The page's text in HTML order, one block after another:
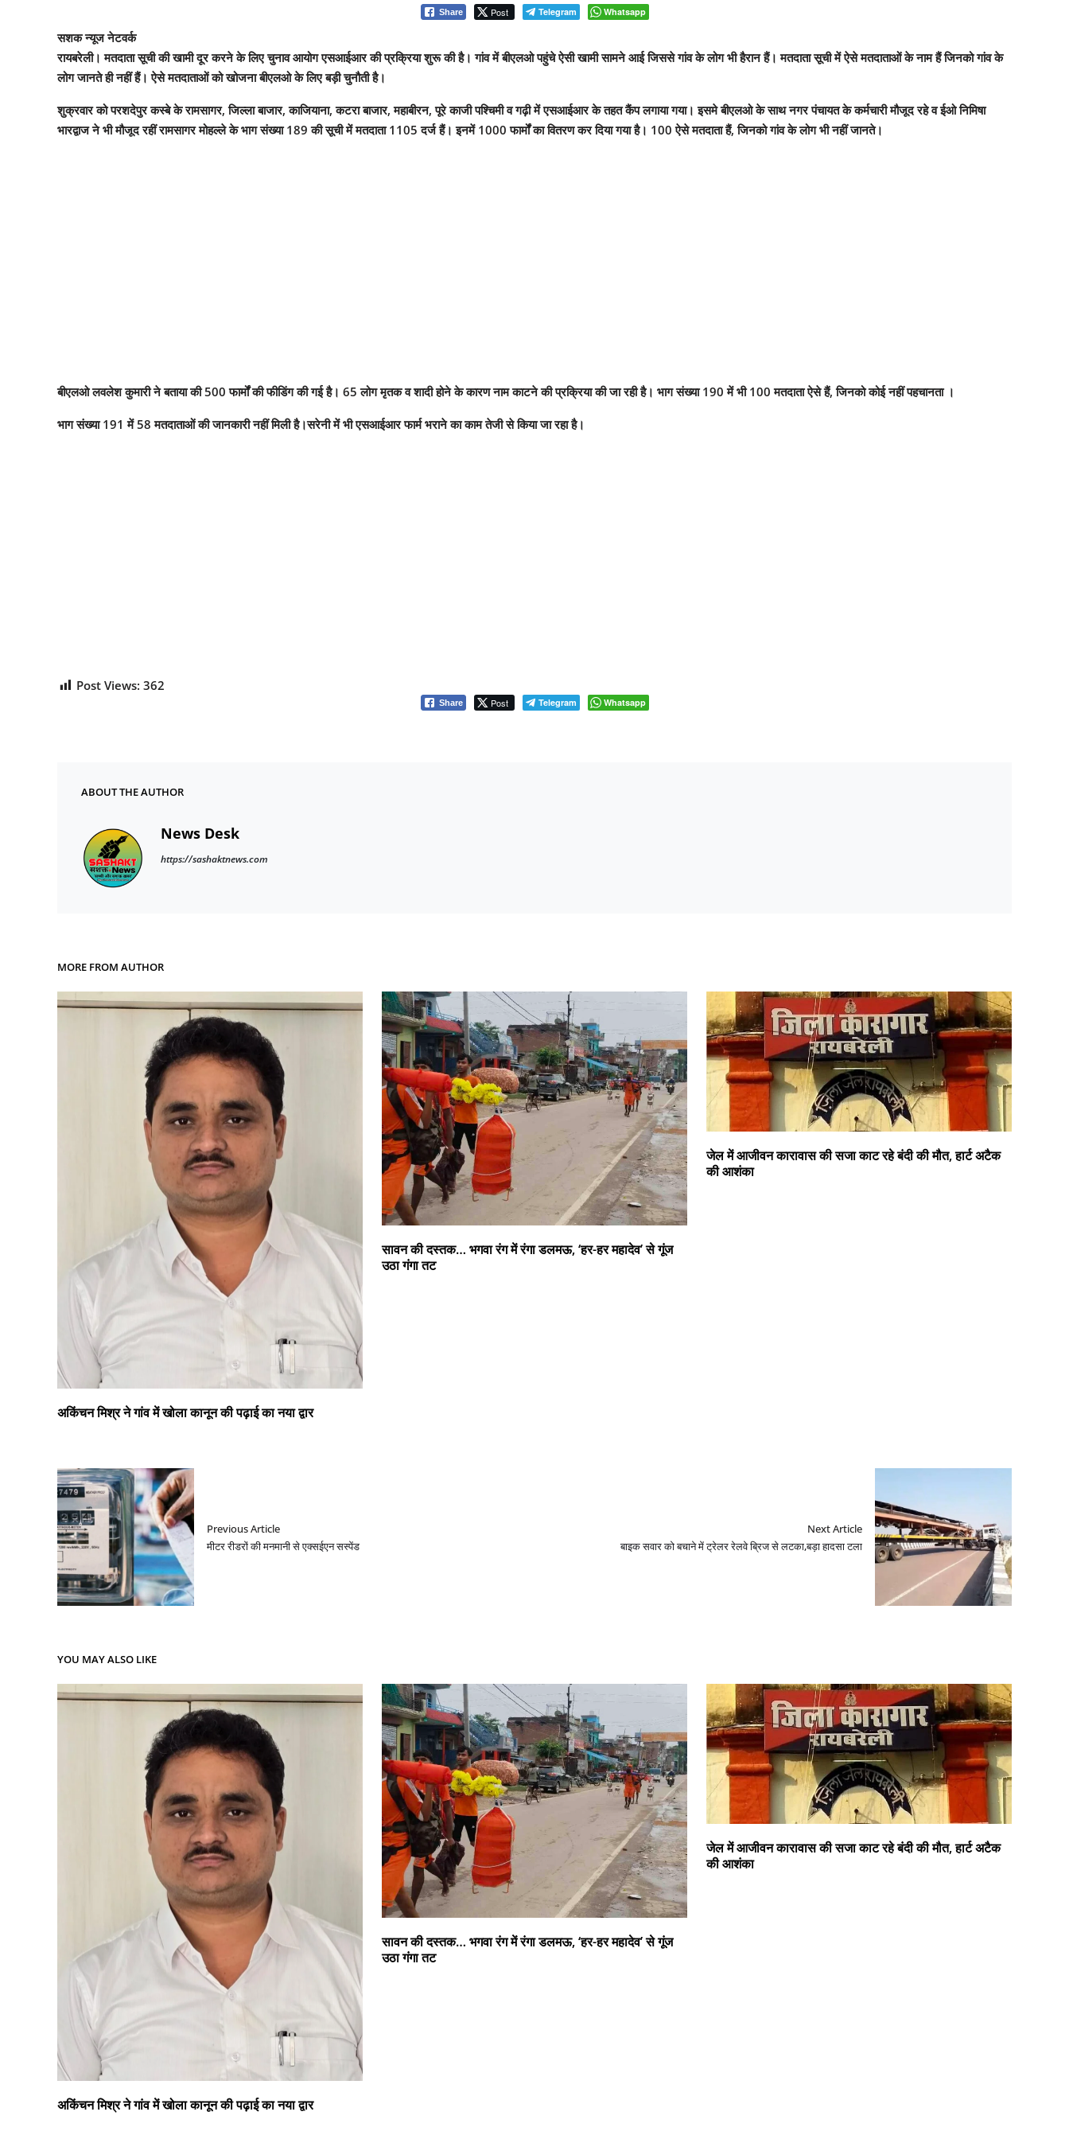
Share Post Telegram Whatsapp
सशक न्यूज नेटवर्क
रायबरेली। मतदाता सूची की खामी दूर करने के लिए चुनाव आयोग एसआईआर की प्रक्रिया शुरू की है। गांव में बीएलओ पहुंचे ऐसी खामी सामने आई जिससे गांव के लोग भी हैरान हैं। मतदाता सूची में ऐसे मतदाताओं के नाम हैं जिनको गांव के
लोग जानते ही नहीं हैं। ऐसे मतदाताओं को खोजना बीएलओ के लिए बड़ी चुनौती है।
शुक्रवार को परशदेपुर कस्बे के रामसागर, जिल्ला बाजार, काजियाना, कटरा बाजार, महाबीरन, पूरे काजी पश्चिमी व गढ़ी में एसआईआर के तहत कैंप लगाया गया। इसमे बीएलओ के साथ नगर पंचायत के कर्मचारी मौजूद रहे व ईओ निमिषा
भारद्वाज ने भी मौजूद रहीं रामसागर मोहल्ले के भाग संख्या 189 की सूची में मतदाता 1105 दर्ज हैं। इनमें 1000 फार्मों का वितरण कर दिया गया है। 100 ऐसे मतदाता हैं, जिनको गांव के लोग भी नहीं जानते।
बीएलओ लवलेश कुमारी ने बताया की 500 फार्मों की फीडिंग की गई है। 65 लोग मृतक व शादी होने के कारण नाम काटने की प्रक्रिया की जा रही है। भाग संख्या 190 में भी 100 मतदाता ऐसे हैं, जिनको कोई नहीं पहचानता ।
भाग संख्या 191 में 58 मतदाताओं की जानकारी नहीं मिली है।सरेनी में भी एसआईआर फार्म भराने का काम तेजी से किया जा रहा है।
Post Views: 362
Share Post Telegram Whatsapp
ABOUT THE AUTHOR
News Desk
https://sashaktnews.com
MORE FROM AUTHOR
अकिंचन मिश्र ने गांव में खोला कानून की पढ़ाई का नया द्वार
सावन की दस्तक… भगवा रंग में रंगा डलमऊ, ‘हर-हर महादेव’ से गूंज
उठा गंगा तट
जेल में आजीवन कारावास की सजा काट रहे बंदी की मौत, हार्ट अटैक
की आशंका
Previous Article
मीटर रीडरों की मनमानी से एक्सईएन सस्पेंड
Next Article
बाइक सवार को बचाने में ट्रेलर रेलवे ब्रिज से लटका,बड़ा हादसा टला
YOU MAY ALSO LIKE
अकिंचन मिश्र ने गांव में खोला कानून की पढ़ाई का नया द्वार
सावन की दस्तक… भगवा रंग में रंगा डलमऊ, ‘हर-हर महादेव’ से गूंज
उठा गंगा तट
जेल में आजीवन कारावास की सजा काट रहे बंदी की मौत, हार्ट अटैक
की आशंका